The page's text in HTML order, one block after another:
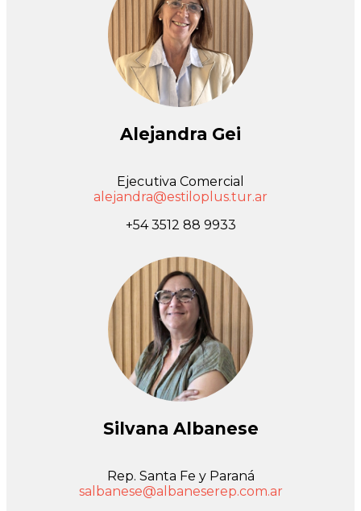
Alejandra Gei
Ejecutiva Comercial
alejandra@estiloplus.tur.ar
+54 3512 88 9933
Silvana Albanese
Rep. Santa Fe y Paraná
salbanese@albaneserep.com.ar